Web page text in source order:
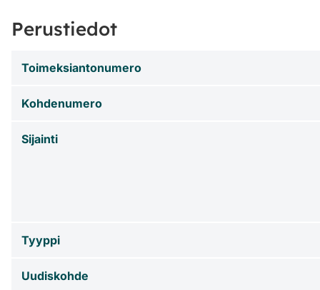
Perustiedot
Toimeksiantonumero
Kohdenumero
Sijainti
Tyyppi
Uudiskohde